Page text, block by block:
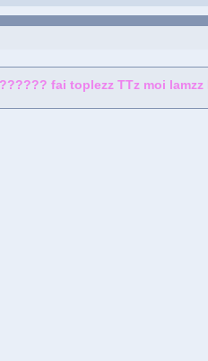
fai toplezz TTz moi lamzz